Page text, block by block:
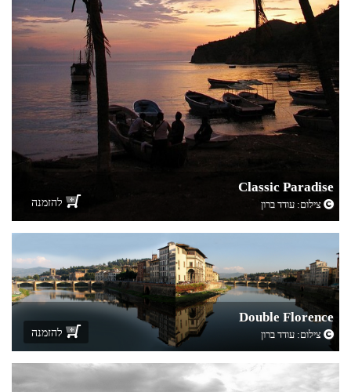
Classic Paradise
צילום: עודד ברון להזמנה
Double Florence
צילום: עודד ברון להזמנה